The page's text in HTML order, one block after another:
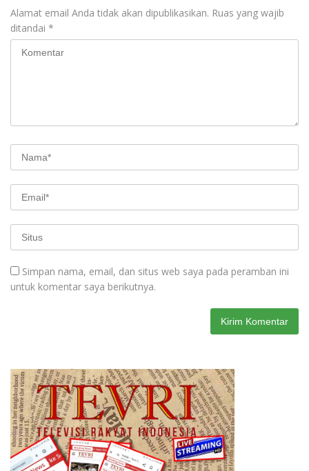
Alamat email Anda tidak akan dipublikasikan. Ruas yang wajib
ditandai *
Simpan nama, email, dan situs web saya pada peramban ini
untuk komentar saya berikutnya.